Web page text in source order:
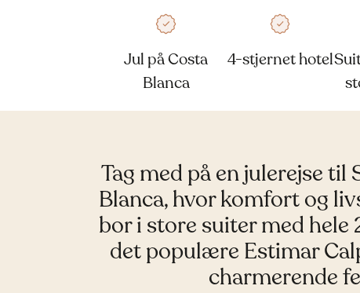
Jul på Costa
Blanca
4-stjernet hotel
Tag med på en julerejse til
Blanca, hvor komfort og
bor i store suiter med hele
det populære Estimar
charmerende